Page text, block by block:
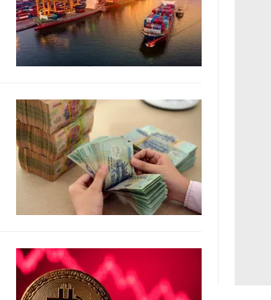
Góc ảnh
Công nghệ
Hitech Công nghệ tương lai
Sản phẩm
Thị trường
Tư vấn